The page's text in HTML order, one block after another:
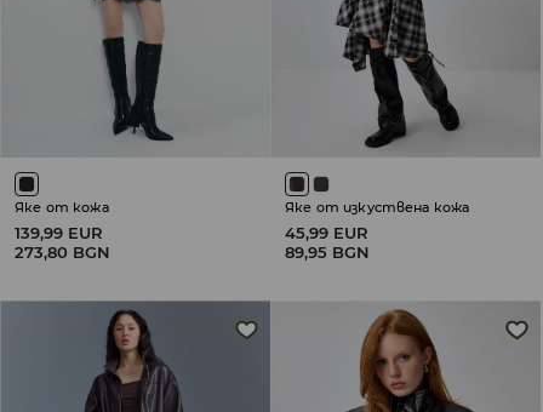
Яке от кожа
139,99 EUR
273,80 BGN
Яке от изкуствена кожа
45,99 EUR
89,95 BGN